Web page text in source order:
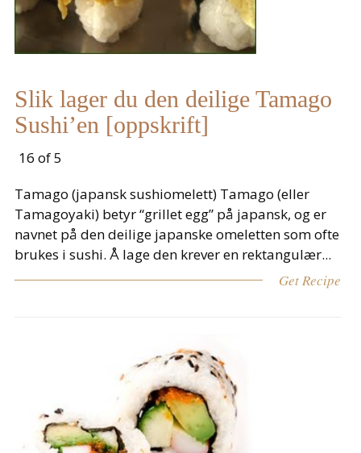
Slik lager du den deilige Tamago
Sushi’en [oppskrift]
16 of 5
Tamago (japansk sushiomelett) Tamago (eller
Tamagoyaki) betyr “grillet egg” på japansk, og er
navnet på den deilige japanske omeletten som ofte
brukes i sushi. Å lage den krever en rektangulær...
Get Recipe